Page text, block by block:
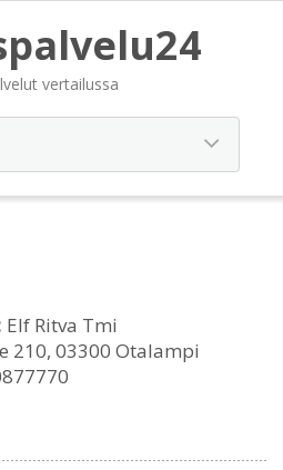
vertailussa
Elf Ritva Tmi
210, 03300 Otalampi